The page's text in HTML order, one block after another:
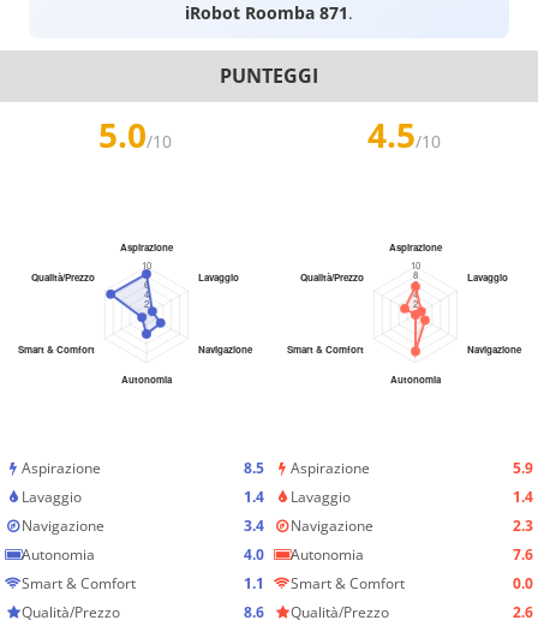
iRobot Roomba 871.
PUNTEGGI
5.0/10 4.5/10
Aspirazione
8.5
Lavaggio
1.4
Navigazione
3.4
Autonomia
4.0
Smart & Comfort
1.1
Qualità/Prezzo
8.6
Aspirazione
5.9
Lavaggio
1.4
Navigazione
2.3
Autonomia
7.6
Smart & Comfort
0.0
Qualità/Prezzo
2.6